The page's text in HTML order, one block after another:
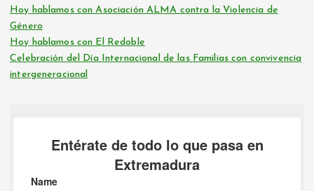
Hoy hablamos con Asociación ALMA contra la Violencia de
Género
Hoy hablamos con El Redoble
Celebración del Día Internacional de las Familias con convivencia
intergeneracional